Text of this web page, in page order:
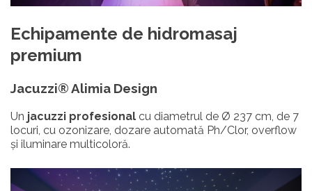
Echipamente de hidromasaj
premium
Jacuzzi® Alimia Design
Un jacuzzi profesional cu diametrul de Ø 237 cm, de 7
locuri, cu ozonizare, dozare automată Ph/Clor, overflow
și iluminare multicoloră.